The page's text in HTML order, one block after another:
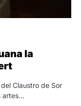
la
Claustro de Sor
artes…